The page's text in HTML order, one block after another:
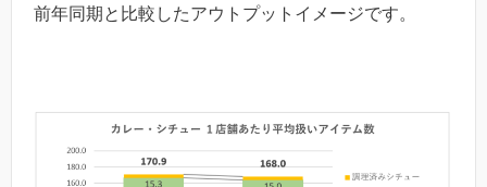
前年同期と比較したアウトプットイメージです。